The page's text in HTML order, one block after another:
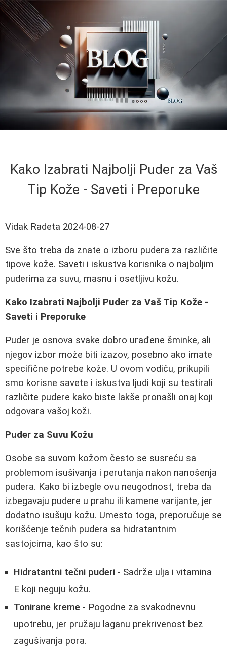
Kako Izabrati Najbolji Puder za Vaš
Tip Kože - Saveti i Preporuke
Vidak Radeta 2024-08-27
Sve što treba da znate o izboru pudera za različite
tipove kože. Saveti i iskustva korisnika o najboljim
puderima za suvu, masnu i osetljivu kožu.
Kako Izabrati Najbolji Puder za Vaš Tip Kože -
Saveti i Preporuke
Puder je osnova svake dobro urađene šminke, ali
njegov izbor može biti izazov, posebno ako imate
specifične potrebe kože. U ovom vodiču, prikupili
smo korisne savete i iskustva ljudi koji su testirali
različite pudere kako biste lakše pronašli onaj koji
odgovara vašoj koži.
Puder za Suvu Kožu
Osobe sa suvom kožom često se susreću sa
problemom isušivanja i perutanja nakon nanošenja
pudera. Kako bi izbegle ovu neugodnost, treba da
izbegavaju pudere u prahu ili kamene varijante, jer
dodatno isušuju kožu. Umesto toga, preporučuje se
korišćenje tečnih pudera sa hidratantnim
sastojcima, kao što su:
Hidratantni tečni puderi - Sadrže ulja i vitamina
E koji neguju kožu.
Tonirane kreme - Pogodne za svakodnevnu
upotrebu, jer pružaju laganu prekrivenost bez
zagušivanja pora.